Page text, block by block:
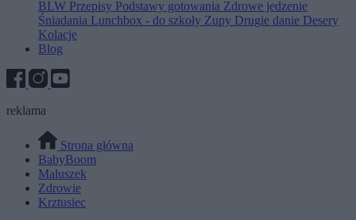
BLW Przepisy Podstawy gotowania Zdrowe jedzenie
Śniadania Lunchbox - do szkoły Zupy Drugie danie Desery
Kolacje
Blog
reklama
Strona główna
BabyBoom
Maluszek
Zdrowie
Krztusiec